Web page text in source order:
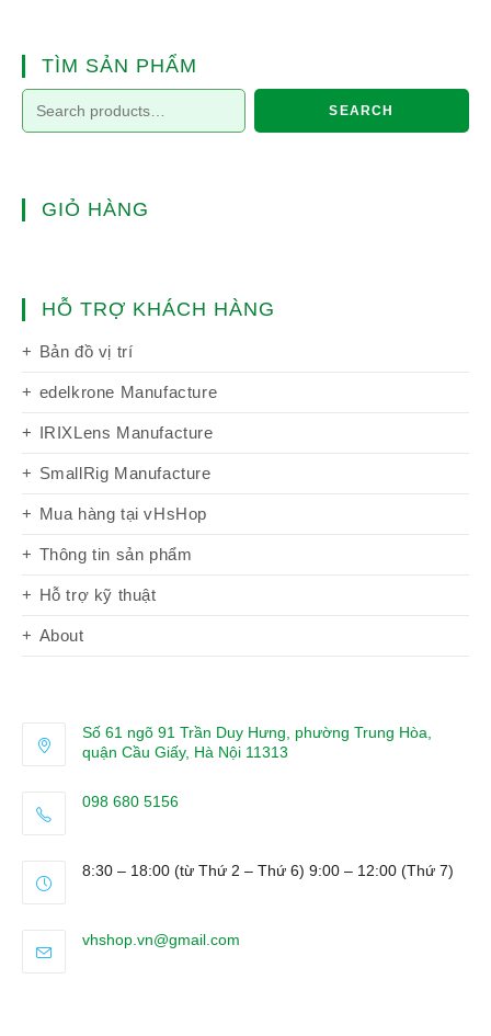
TÌM SẢN PHẨM
SEARCH
GIỎ HÀNG
HỖ TRỢ KHÁCH HÀNG
Bản đồ vị trí
edelkrone Manufacture
IRIXLens Manufacture
SmallRig Manufacture
Mua hàng tại vHsHop
Thông tin sản phẩm
Hỗ trợ kỹ thuật
About
Số 61 ngõ 91 Trần Duy Hưng, phường Trung Hòa,
quận Cầu Giấy, Hà Nội 11313
098 680 5156
your
8:30 – 18:00 (từ Thứ 2 – Thứ 6) 9:00 – 12:00 (Thứ 7)
vhshop.vn@gmail.com